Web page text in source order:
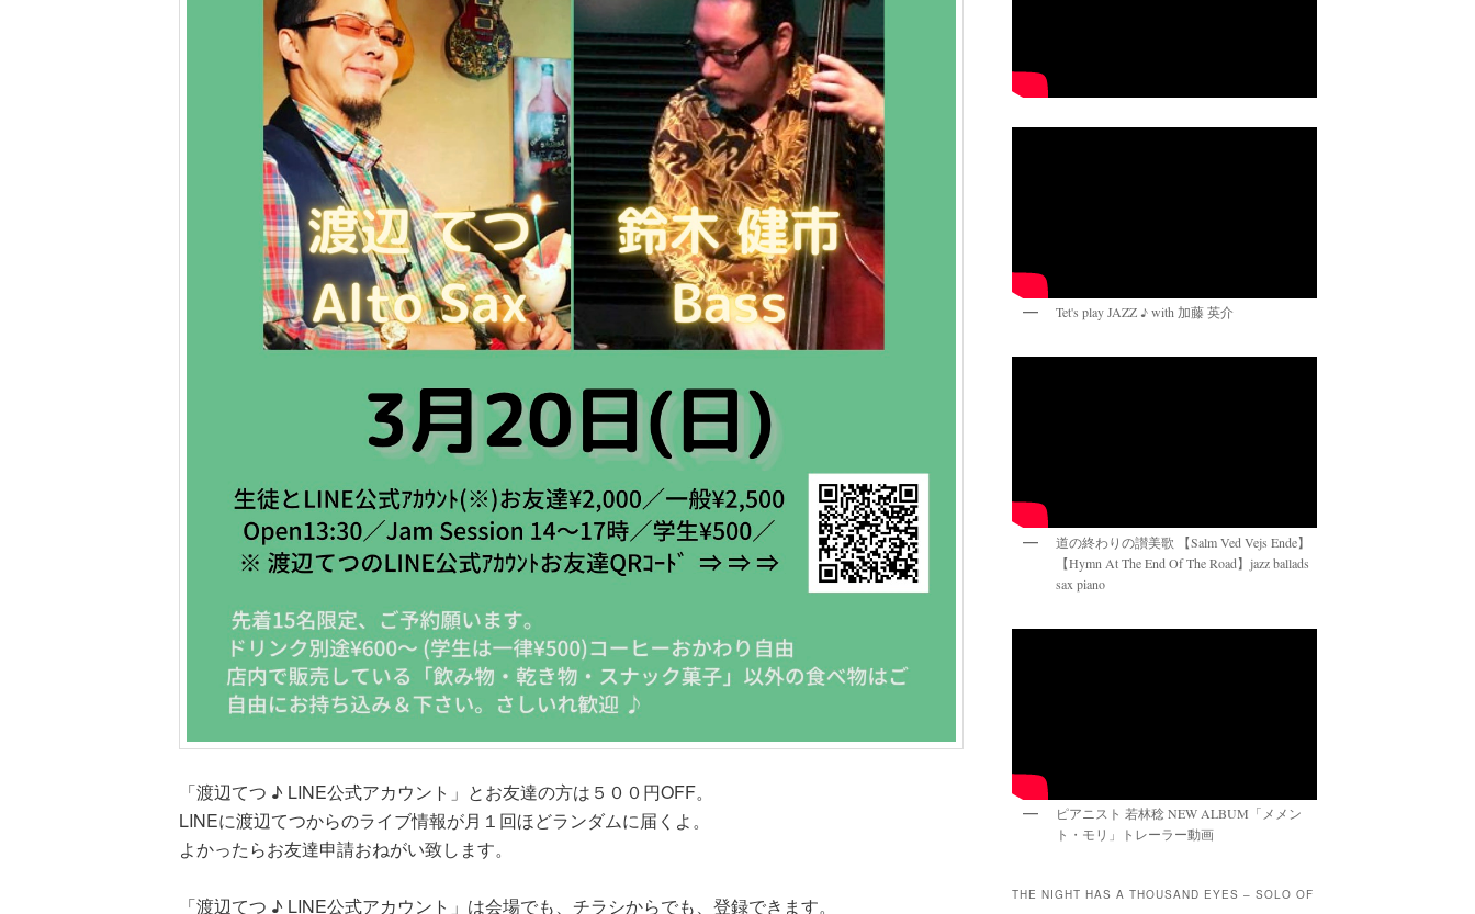
「渡辺てつ ♪ LINE公式アカウント」とお友達の方は５００円OFF。
LINEに渡辺てつからのライブ情報が月１回ほどランダムに届くよ。
よかったらお友達申請おねがい致します。
「渡辺てつ ♪ LINE公式アカウント」は会場でも、チラシからでも、登録できます。
Tet's play JAZZ ♪ with 加藤 英介
道の終わりの讃美歌 【Salm Ved Vejs Ende】
【Hymn At The End Of The Road】jazz ballads
sax piano
ピアニスト 若林稔 NEW ALBUM「メメン
ト・モリ」トレーラー動画
THE NIGHT HAS A THOUSAND EYES – SOLO OF